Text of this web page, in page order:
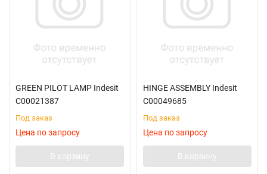
GREEN PILOT LAMP Indesit
C00021387
Под заказ
Цена по запросу
В корзину
HINGE ASSEMBLY Indesit
C00049685
Под заказ
Цена по запросу
В корзину